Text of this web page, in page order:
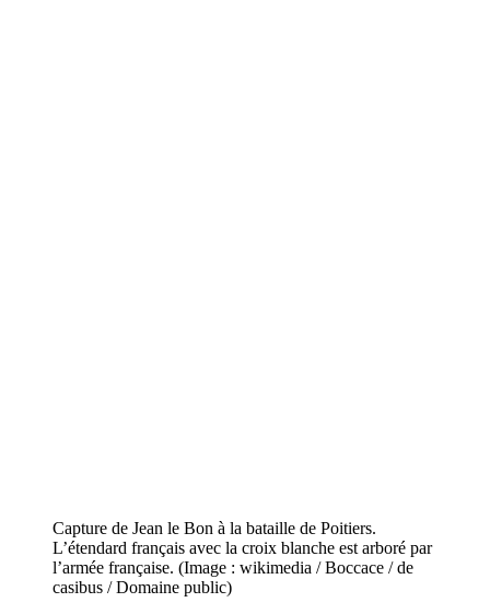
Capture de Jean le Bon à la bataille de Poitiers.
L’étendard français avec la croix blanche est arboré par
l’armée française. (Image : wikimedia / Boccace / de
casibus / Domaine public)